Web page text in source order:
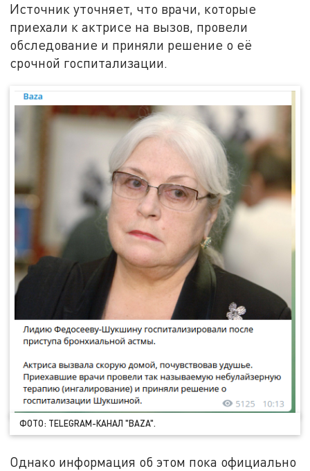
Источник уточняет, что врачи, которые
приехали к актрисе на вызов, провели
обследование и приняли решение о её
срочной госпитализации.
ФОТО: TELEGRAM-КАНАЛ "BAZA".
Однако информация об этом пока официально